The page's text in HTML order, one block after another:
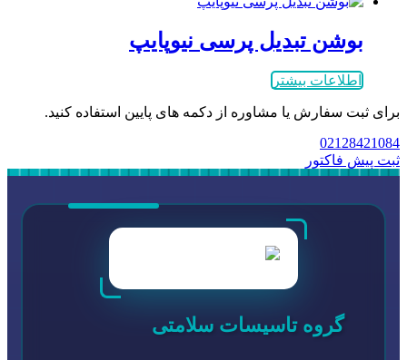
بوشن تبدیل پرسی نیوپایپ
اطلاعات بیشتر
برای ثبت سفارش یا مشاوره از دکمه های پایین استفاده کنید.
02128421084
ثبت پیش فاکتور
گروه تاسیسات سلامتی